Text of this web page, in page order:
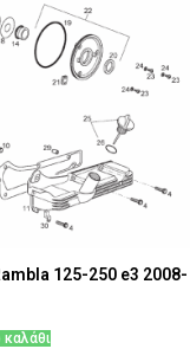
125-250 e3 2008-